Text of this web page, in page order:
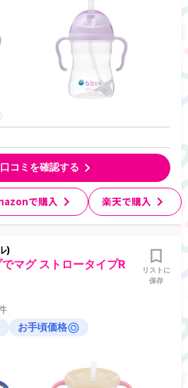
コミを確認する
で購入 楽天で購入
)
マグ ストロータイプR
リストに
保存
お手頃価格